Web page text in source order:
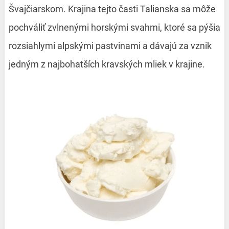
Švajčiarskom. Krajina tejto časti Talianska sa môže
pochváliť zvlnenými horskými svahmi, ktoré sa pýšia
rozsiahlymi alpskými pastvinami a dávajú za vznik
jedným z najbohatších kravských mliek v krajine.